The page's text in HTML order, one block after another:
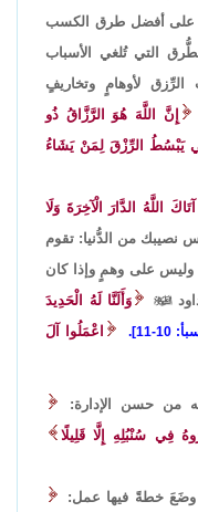
على أفضل طرق الكسب
التي تُلغي الأسباب
لأوهامٍ وتخاريفٍ
إِنَّ اللَّهَ هُوَ الرَّزَّاقُ ذُو
يَبْسُطُ الرِّزْقَ لِمَنْ يَشَاءُ
اللَّهُ الدَّارَ الْآخِرَةَ وَلَا
نصيبك من الدُّنيا: تقوم
وليس على وهمٍ وإذا كان

وَأَلَنَّا لَهُ الْحَدِيدَ
10-11].
اعْمَلُوا آلَ
من حسن الإدارة:
فِي سُنْبُلِهِ إِلَّا قَلِيلًا
وضَعَ خطةً فيها عمل: